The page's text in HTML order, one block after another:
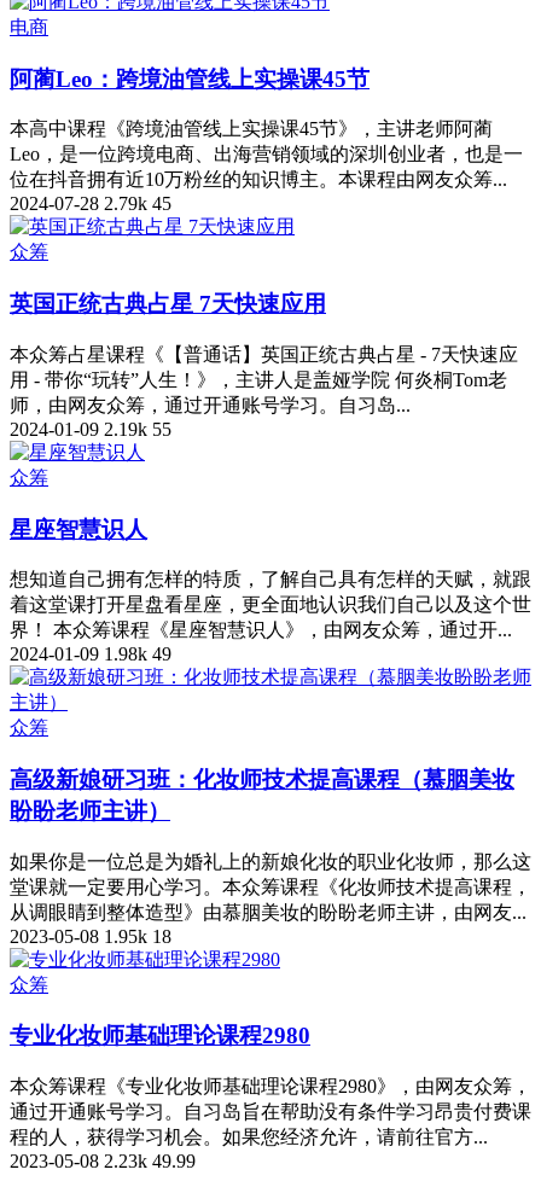
电商
阿蔺Leo：跨境油管线上实操课45节
本高中课程《跨境油管线上实操课45节》，主讲老师阿蔺
Leo，是一位跨境电商、出海营销领域的深圳创业者，也是一
位在抖音拥有近10万粉丝的知识博主。本课程由网友众筹...
2024-07-28 2.79k 45
众筹
英国正统古典占星 7天快速应用
本众筹占星课程《【普通话】英国正统古典占星 - 7天快速应
用 - 带你“玩转”人生！》，主讲人是盖娅学院 何炎桐Tom老
师，由网友众筹，通过开通账号学习。自习岛...
2024-01-09 2.19k 55
众筹
星座智慧识人
想知道自己拥有怎样的特质，了解自己具有怎样的天赋，就跟
着这堂课打开星盘看星座，更全面地认识我们自己以及这个世
界！ 本众筹课程《星座智慧识人》，由网友众筹，通过开...
2024-01-09 1.98k 49
众筹
高级新娘研习班：化妆师技术提高课程（慕胭美妆
盼盼老师主讲）
如果你是一位总是为婚礼上的新娘化妆的职业化妆师，那么这
堂课就一定要用心学习。本众筹课程《化妆师技术提高课程，
从调眼睛到整体造型》由慕胭美妆的盼盼老师主讲，由网友...
2023-05-08 1.95k 18
众筹
专业化妆师基础理论课程2980
本众筹课程《专业化妆师基础理论课程2980》，由网友众筹，
通过开通账号学习。自习岛旨在帮助没有条件学习昂贵付费课
程的人，获得学习机会。如果您经济允许，请前往官方...
2023-05-08 2.23k 49.99